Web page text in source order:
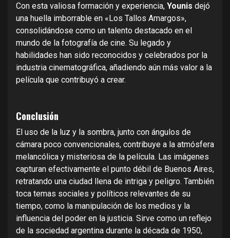
Con esta valiosa formación y experiencia, Younis dejó
una huella imborrable en «Los Tallos Amargos»,
consolidándose como un talento destacado en el
mundo de la fotografía de cine. Su legado y
habilidades han sido reconocidos y celebrados por la
industria cinematográfica, añadiendo aún más valor a la
película que contribuyó a crear.
Conclusión
El uso de la luz y la sombra, junto con ángulos de
cámara poco convencionales, contribuye a la atmósfera
melancólica y misteriosa de la película. Las imágenes
capturan efectivamente el punto débil de Buenos Aires,
retratando una ciudad llena de intriga y peligro. También
toca temas sociales y políticos relevantes de su
tiempo, como la manipulación de los medios y la
influencia del poder en la justicia. Sirve como un reflejo
de la sociedad argentina durante la década de 1950,